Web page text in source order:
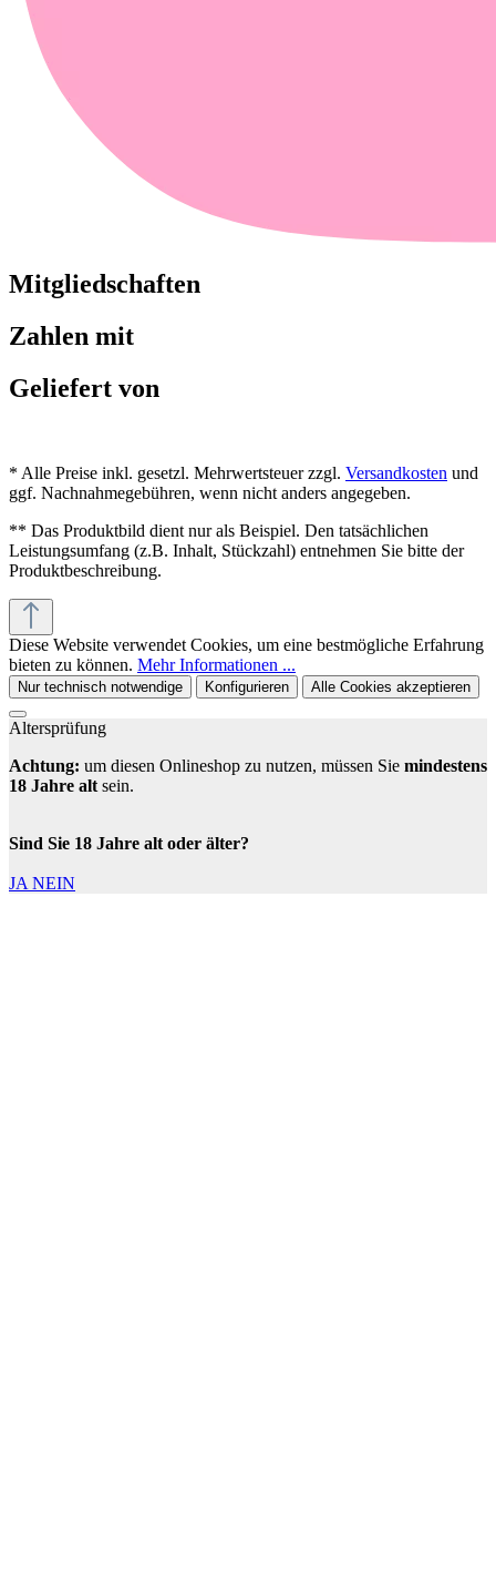
Mitgliedschaften
Zahlen mit
Geliefert von
* Alle Preise inkl. gesetzl. Mehrwertsteuer zzgl. Versandkosten und
ggf. Nachnahmegebühren, wenn nicht anders angegeben.
** Das Produktbild dient nur als Beispiel. Den tatsächlichen
Leistungsumfang (z.B. Inhalt, Stückzahl) entnehmen Sie bitte der
Produktbeschreibung.
Diese Website verwendet Cookies, um eine bestmögliche Erfahrung
bieten zu können. Mehr Informationen ...
Nur technisch notwendige Konfigurieren Alle Cookies akzeptieren
Altersprüfung
Achtung: um diesen Onlineshop zu nutzen, müssen Sie mindestens
18 Jahre alt sein.
Sind Sie 18 Jahre alt oder älter?
JA NEIN